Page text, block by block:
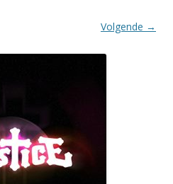
Volgende →